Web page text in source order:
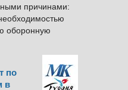
причинами:
оборонную
по
в